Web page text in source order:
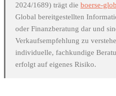
2024/1689) trägt die boerse-
Global bereitgestellten
oder Finanzberatung dar und
Verkaufsempfehlung zu
individuelle, fachkundige
erfolgt auf eigenes Risiko.